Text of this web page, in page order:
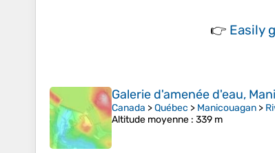
👉 Easily
Galerie d'amenée d'eau,
Canada >Québec > Manicouagan >
Altitude moyenne : 339 m